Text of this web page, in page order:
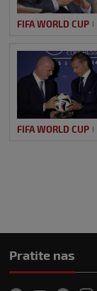
FIFA WORLD CUP
FIFA WORLD CUP
Pratite nas